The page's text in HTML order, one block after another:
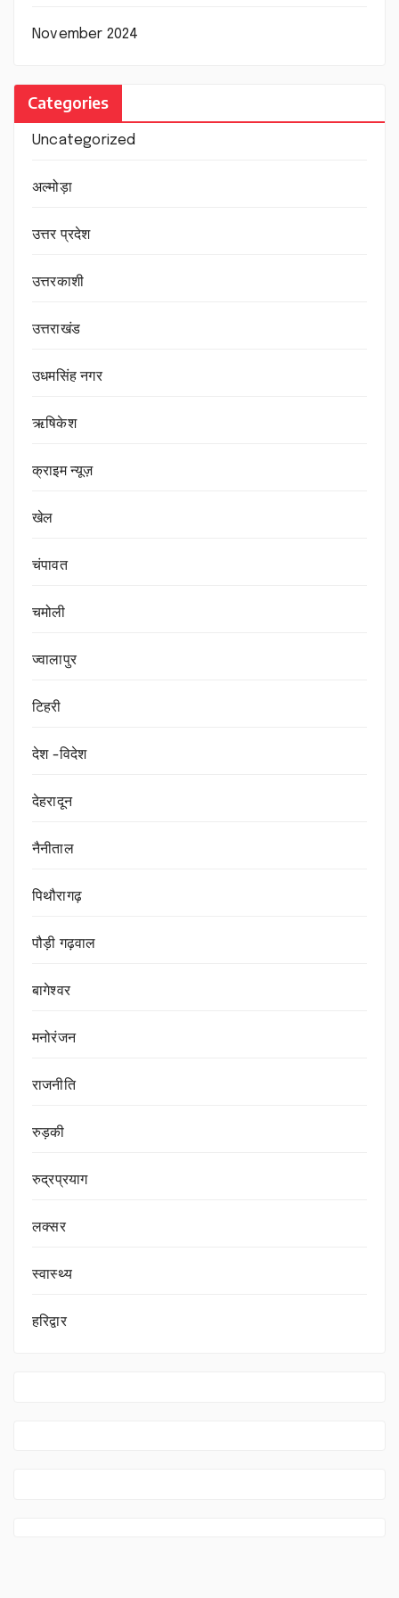
November 2024
Categories
Uncategorized
अल्मोड़ा
उत्तर प्रदेश
उत्तरकाशी
उत्तराखंड
उधमसिंह नगर
ऋषिकेश
क्राइम न्यूज़
खेल
चंपावत
चमोली
ज्वालापुर
टिहरी
देश -विदेश
देहरादून
नैनीताल
पिथौरागढ़
पौड़ी गढ़वाल
बागेश्वर
मनोरंजन
राजनीति
रुड़की
रुद्रप्रयाग
लक्सर
स्वास्थ्य
हरिद्वार